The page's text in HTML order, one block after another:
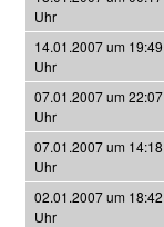
Uhr
14.01.2007 um 19:49
Uhr
07.01.2007 um 22:07
Uhr
07.01.2007 um 14:18
Uhr
02.01.2007 um 18:42
Uhr